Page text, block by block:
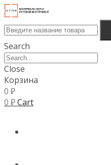
Search
Close
Корзина
0 ₽
0 ₽Cart